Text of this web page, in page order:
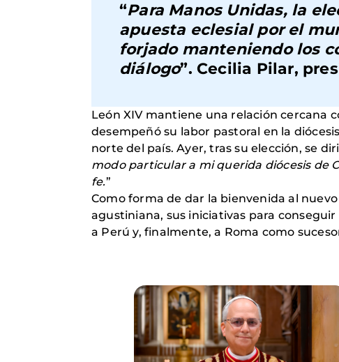
“Para Manos Unidas, la
apuesta eclesial por el
forjado manteniendo los
diálogo”.Cecilia Pilar,
León XIV mantiene una relación cercana
desempeñó su labor pastoral en la
norte del país. Ayer, tras su elección, se
modo particular a mi querida diócesis de
fe.”
Como forma de dar la bienvenida al
agustiniana, sus iniciativas para
a Perú y, finalmente, a Roma como